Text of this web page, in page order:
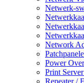
Netwerk-
Network
Power
Print